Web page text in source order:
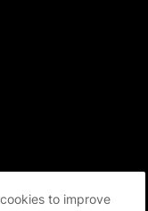
to improve